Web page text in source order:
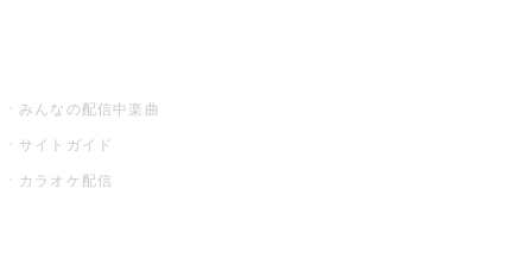
みんなの配信中楽曲
サイトガイド
カラオケ配信